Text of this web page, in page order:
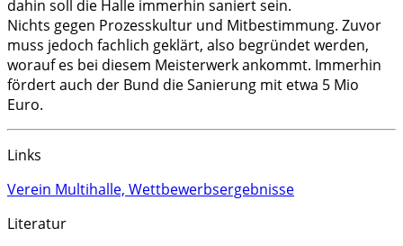
dahin soll die Halle immerhin saniert sein.
Nichts gegen Prozesskultur und Mitbestimmung. Zuvor
muss jedoch fachlich geklärt, also begründet werden,
worauf es bei diesem Meisterwerk ankommt. Immerhin
fördert auch der Bund die Sanierung mit etwa 5 Mio
Euro.
Links
Verein Multihalle, Wettbewerbsergebnisse
Literatur